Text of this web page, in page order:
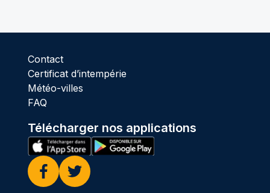
Contact
Certificat d’intempérie
Météo-villes
FAQ
Télécharger nos applications
Facebook
Twitter